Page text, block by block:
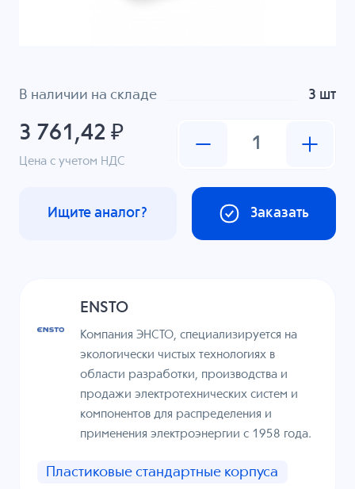
В наличии на складе 3 шт
3 761,42 ₽
Цена с учетом НДС
Заказать
Ищите аналог?
ENSTO
Компания ЭНСТО, специализируется на
экологически чистых технологиях в
области разработки, производства и
продажи электротехнических систем и
компонентов для распределения и
применения электроэнергии с 1958 года.
Пластиковые стандартные корпуса